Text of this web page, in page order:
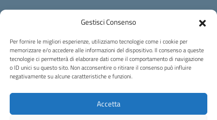
Gestisci Consenso
Per fornire le migliori esperienze, utilizziamo tecnologie come i cookie per
memorizzare e/o accedere alle informazioni del dispositivo. Il consenso a queste
tecnologie ci permetterà di elaborare dati come il comportamento di navigazione
o ID unici su questo sito. Non acconsentire o ritirare il consenso può influire
negativamente su alcune caratteristiche e funzioni.
Accetta
Via Corridoni 34/36 Milano
Posta elettronica certificata (PEC):miic8de001@pec.istruzione.it
Codice fiscale: 80124970155
Istituto Omnicomprensivo Musicale Statale
Via Corridoni 34/36 Milano | Tel. 02 88446647 Fax 02-88.440.328
miic8de001@istruzione.it | miic8de001@pec.istruzione.it
C.F. 80124970155